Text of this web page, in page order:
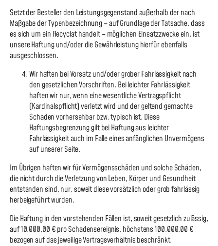
Setzt der Besteller den Leistungsgegenstand außerhalb der nach
Maßgabe der Typenbezeichnung – auf Grundlage der Tatsache, dass
es sich um ein Recyclat handelt – möglichen Einsatzzwecke ein, ist
unsere Haftung und/oder die Gewährleistung hierfür ebenfalls
ausgeschlossen.
Wir haften bei Vorsatz und/oder grober Fahrlässigkeit nach
den gesetzlichen Vorschriften. Bei leichter Fahrlässigkeit
haften wir nur, wenn eine wesentliche Vertragspflicht
(Kardinalspflicht) verletzt wird und der geltend gemachte
Schaden vorhersehbar bzw. typisch ist. Diese
Haftungsbegrenzung gilt bei Haftung aus leichter
Fahrlässigkeit auch im Falle eines anfänglichen Unvermögens
auf unserer Seite.
Im Übrigen haften wir für Vermögensschäden und solche Schäden,
die nicht durch die Verletzung von Leben, Körper und Gesundheit
entstanden sind, nur, soweit diese vorsätzlich oder grob fahrlässig
herbeigeführt wurden.
Die Haftung in den vorstehenden Fällen ist, soweit gesetzlich zulässig,
auf 10.000,00 € pro Schadensereignis, höchstens 100.000,00 €
bezogen auf das jeweilige Vertragsverhältnis beschränkt.